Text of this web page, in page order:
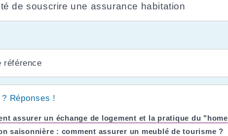
de souscrire une assurance habitation
référence
Réponses !
assurer un échange de logement et la pratique du
saisonnière : comment assurer un meublé de tourisme ?